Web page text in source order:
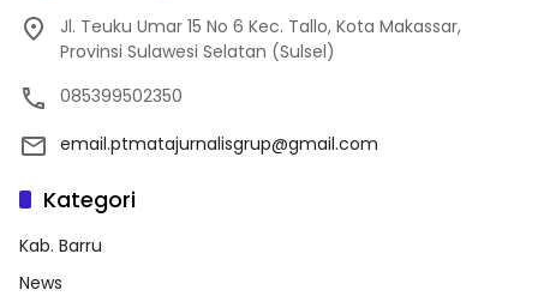
Jl. Teuku Umar 15 No 6 Kec. Tallo, Kota Makassar,
Provinsi Sulawesi Selatan (Sulsel)
085399502350
email.ptmatajurnalisgrup@gmail.com
Kategori
Kab. Barru
News